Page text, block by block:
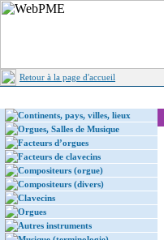
Retour à la page d'accueil
Continents, pays, villes, lieux
Orgues, Salles de Musique
Facteurs d’orgues
Facteurs de clavecins
Compositeurs (orgue)
Compositeurs (divers)
Clavecins
Orgues
Autres instruments